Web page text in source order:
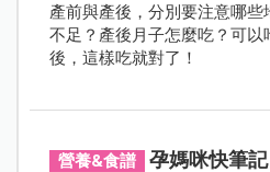
產前與產後，分別要注意哪
不足？產後月子怎麼吃？可
後，這樣吃就對了！
營養&食譜
孕媽咪快筆